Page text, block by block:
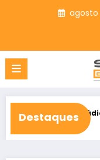
agosto
Destaques
de rádio e TV